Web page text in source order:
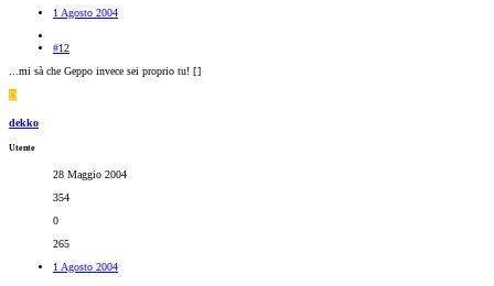
1 Agosto 2004
#12
...mi sà che Geppo invece sei proprio tu! []
D
dekko
Utente
28 Maggio 2004
354
0
265
1 Agosto 2004